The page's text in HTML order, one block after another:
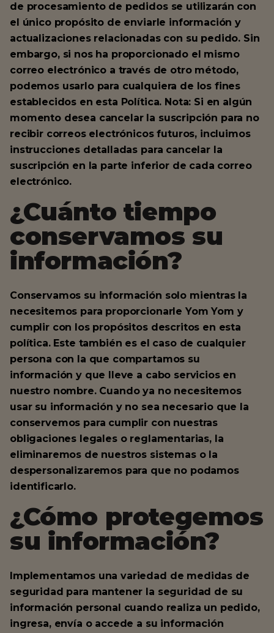
de procesamiento de pedidos se utilizarán con
el único propósito de enviarle información y
actualizaciones relacionadas con su pedido. Sin
embargo, si nos ha proporcionado el mismo
correo electrónico a través de otro método,
podemos usarlo para cualquiera de los fines
establecidos en esta Política. Nota: Si en algún
momento desea cancelar la suscripción para no
recibir correos electrónicos futuros, incluimos
instrucciones detalladas para cancelar la
suscripción en la parte inferior de cada correo
electrónico.
¿Cuánto tiempo
conservamos su
información?
Conservamos su información solo mientras la
necesitemos para proporcionarle Yom Yom y
cumplir con los propósitos descritos en esta
política. Este también es el caso de cualquier
persona con la que compartamos su
información y que lleve a cabo servicios en
nuestro nombre. Cuando ya no necesitemos
usar su información y no sea necesario que la
conservemos para cumplir con nuestras
obligaciones legales o reglamentarias, la
eliminaremos de nuestros sistemas o la
despersonalizaremos para que no podamos
identificarlo.
¿Cómo protegemos
su información?
Implementamos una variedad de medidas de
seguridad para mantener la seguridad de su
información personal cuando realiza un pedido,
ingresa, envía o accede a su información